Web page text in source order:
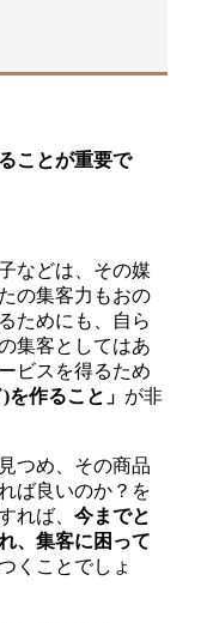
ことが重要で
などは、その媒
の集客力もおの
ためにも、自ら
集客としてはあ
ビスを得るため
を作ること」 が非
つめ、その商品
ば良いのか？を
れば、 今までと
、集客に困って
くことでしょ